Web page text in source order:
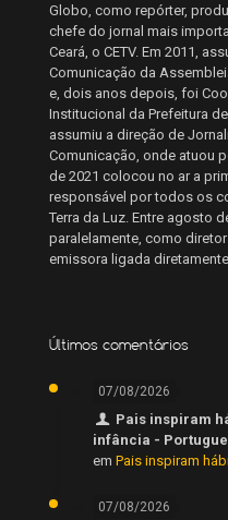
Globo, como repórter,
chefe do jornal mais
Ceará, o CETV. Em 2011,
Comunicação da
e, dois anos depois, foi
Institucional da Prefeitura
assumiu a direção de
Comunicação, onde atuou
de 2021 colocou no ar a
responsável por todos os
Terra da Luz. Entre agosto
paralelamente, como
emissora ligada
Últimos comentários
07/08/2026
Pais inspiram
infância -
em Pais inspiram
07/08/2026